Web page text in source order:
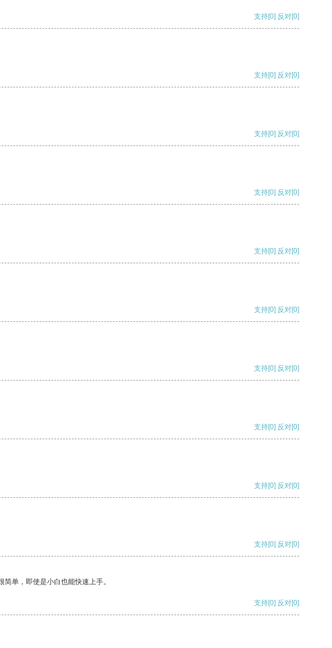
支持[0] 反对[0]
支持[0] 反对[0]
支持[0] 反对[0]
支持[0] 反对[0]
支持[0] 反对[0]
支持[0] 反对[0]
支持[0] 反对[0]
支持[0] 反对[0]
支持[0] 反对[0]
支持[0] 反对[0]
单，即使是小白也能快速上手。
支持[0] 反对[0]